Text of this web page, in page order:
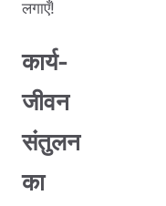
लगाएँ!
कार्य-
जीवन
संतुलन
का